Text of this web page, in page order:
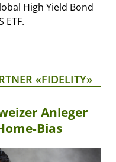
High Yield Bond
ETF.
«FIDELITY»
Anleger
Bias